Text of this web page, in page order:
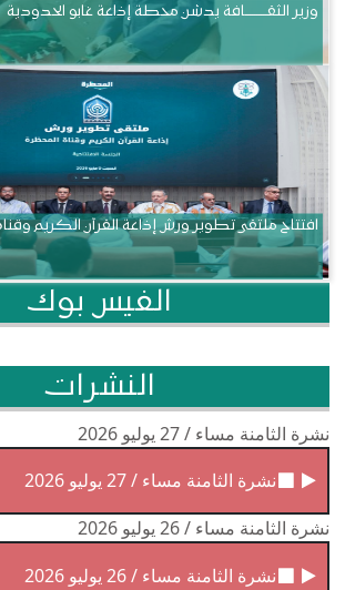
وزير الثقــــــــــافة يدشن محطة إذاعة غابو الحدودية
افتتاح ملتقى تطوير ورش إذاعة القرآن الكريم
الفيس بوك
النشرات
نشرة الثامنة مساء / 27 يوليو 2026
نشرة الثامنة مساء / 27 يوليو 2026
نشرة الثامنة مساء / 26 يوليو 2026
نشرة الثامنة مساء / 26 يوليو 2026